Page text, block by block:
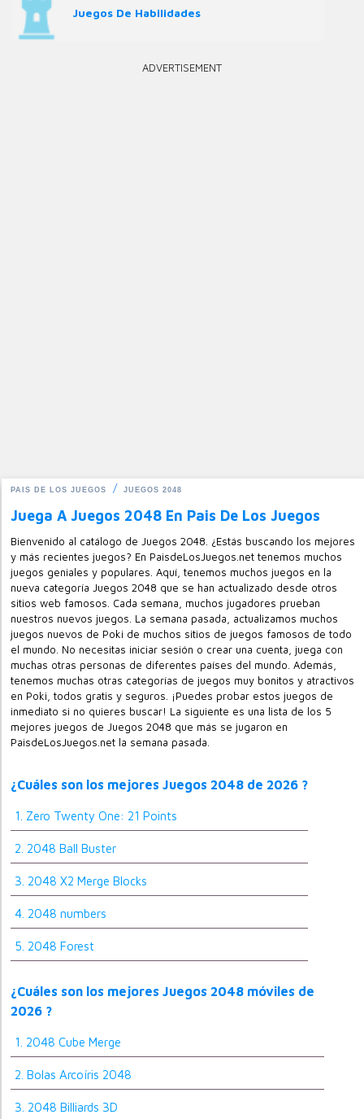
Juegos De Habilidades
ADVERTISEMENT
PAIS DE LOS JUEGOS JUEGOS 2048
Juega A Juegos 2048 En Pais De Los Juegos
Bienvenido al catálogo de Juegos 2048. ¿Estás buscando los mejores
y más recientes juegos? En PaisdeLosJuegos.net tenemos muchos
juegos geniales y populares. Aquí, tenemos muchos juegos en la
nueva categoría Juegos 2048 que se han actualizado desde otros
sitios web famosos. Cada semana, muchos jugadores prueban
nuestros nuevos juegos. La semana pasada, actualizamos muchos
juegos nuevos de Poki de muchos sitios de juegos famosos de todo
el mundo. No necesitas iniciar sesión o crear una cuenta, juega con
muchas otras personas de diferentes países del mundo. Además,
tenemos muchas otras categorías de juegos muy bonitos y atractivos
en Poki, todos gratis y seguros. ¡Puedes probar estos juegos de
inmediato si no quieres buscar! La siguiente es una lista de los 5
mejores juegos de Juegos 2048 que más se jugaron en
PaisdeLosJuegos.net la semana pasada.
¿Cuáles son los mejores Juegos 2048 de 2026 ?
1. Zero Twenty One: 21 Points
2. 2048 Ball Buster
3. 2048 X2 Merge Blocks
4. 2048 numbers
5. 2048 Forest
¿Cuáles son los mejores Juegos 2048 móviles de
2026 ?
1. 2048 Cube Merge
2. Bolas Arcoíris 2048
3. 2048 Billiards 3D